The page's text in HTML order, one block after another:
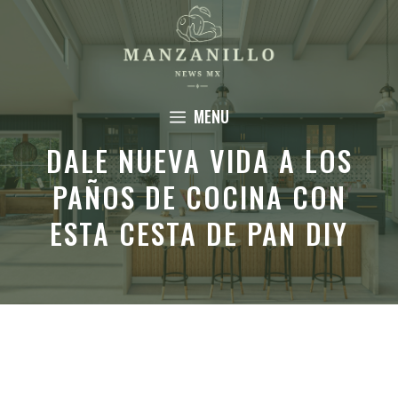
Saltar
contenido
MENU
DALE NUEVA VIDA A LOS
PAÑOS DE COCINA CON
ESTA CESTA DE PAN DIY